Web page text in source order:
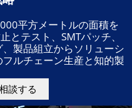
平方メートルの面積を
とテスト、SMTパッチ、
製品組立からソリューシ
ルチェーン生産と知的製
談する